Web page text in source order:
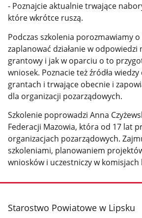
- Poznajcie aktualnie trwające
które wkrótce ruszą.
Podczas szkolenia porozmawiamy
zaplanować działanie w odpowiedzi
grantowy i jak w oparciu o to
wniosek. Poznacie też źródła
grantach i trwające obecnie i
dla organizacji pozarządowych.
Szkolenie poprowadzi Anna
Federacji Mazowia, która od 17 lat
organizacjach pozarządowych.
szkoleniami, planowaniem
wniosków i uczestniczy w
stopka
Starostwo Powiatowe w Lipsku